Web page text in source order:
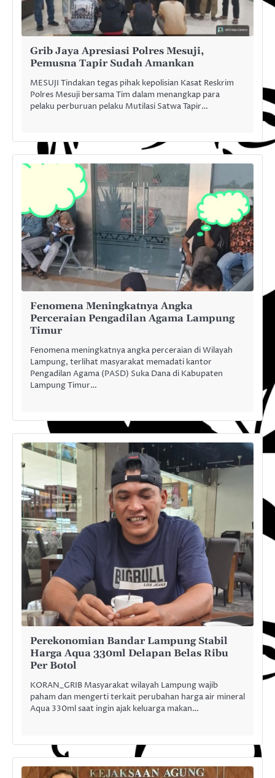
Grib Jaya Apresiasi Polres Mesuji,
Pemusna Tapir Sudah Amankan
MESUJI Tindakan tegas pihak kepolisian Kasat Reskrim
Polres Mesuji bersama Tim dalam menangkap para
pelaku perburuan pelaku Mutilasi Satwa Tapir…
Fenomena Meningkatnya Angka
Perceraian Pengadilan Agama Lampung
Timur
Fenomena meningkatnya angka perceraian di Wilayah
Lampung, terlihat masyarakat memadati kantor
Pengadilan Agama (PASD) Suka Dana di Kabupaten
Lampung Timur…
Perekonomian Bandar Lampung Stabil
Harga Aqua 330ml Delapan Belas Ribu
Per Botol
KORAN_GRIB Masyarakat wilayah Lampung wajib
paham dan mengerti terkait perubahan harga air mineral
Aqua 330ml saat ingin ajak keluarga makan…